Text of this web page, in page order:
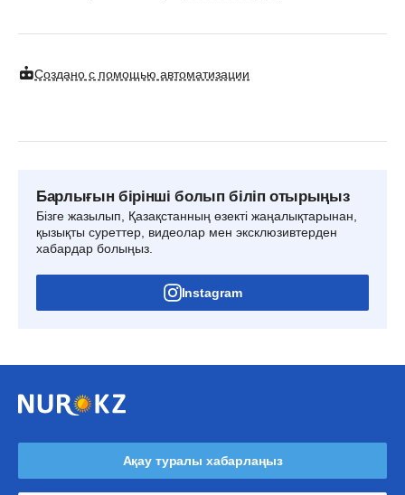
Создано с помощью автоматизации
Барлығын бірінші болып біліп отырыңыз
Бізге жазылып, Қазақстанның өзекті жаңалықтарынан,
қызықты суреттер, видеолар мен эксклюзивтерден
хабардар болыңыз.
Instagram
Ақау туралы хабарлаңыз